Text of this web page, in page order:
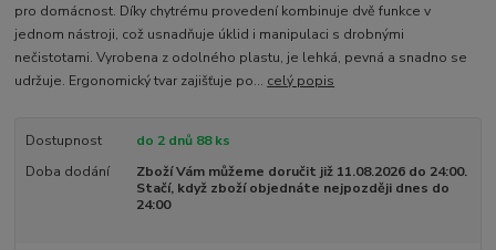
pro domácnost. Díky chytrému provedení kombinuje dvě funkce v
jednom nástroji, což usnadňuje úklid i manipulaci s drobnými
nečistotami. Vyrobena z odolného plastu, je lehká, pevná a snadno se
udržuje. Ergonomický tvar zajišťuje po... celý popis
Dostupnost
do 2 dnů 88 ks
Doba dodání
Zboží Vám můžeme doručit již 11.08.2026 do 24:00.
Stačí, když zboží objednáte nejpozději dnes do
24:00